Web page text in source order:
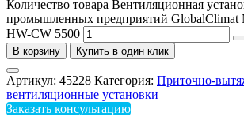
Количество товара Вентиляционная
промышленных предприятий GlobalClimat
HW-CW 5500
В корзину Купить в один клик
Артикул: 45228 Категория: Приточно-
вентиляционные установки
Заказать консультацию